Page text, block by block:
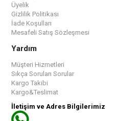
Üyelik
Gizlilik Politikası
İade Koşulları
Mesafeli Satış Sözleşmesi
Yardım
Müşteri Hizmetleri
Sıkça Sorulan Sorular
Kargo Takibi
Kargo&Teslimat
İletişim ve Adres Bilgilerimiz